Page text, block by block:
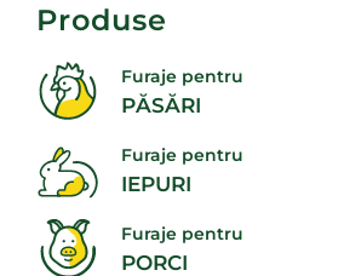
Produse
Furaje pentru
PĂSĂRI
Furaje pentru
IEPURI
Furaje pentru
PORCI